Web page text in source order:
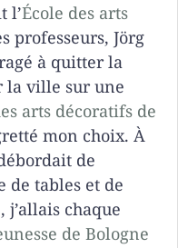
l’École des arts
professeurs, Jörg
à quitter la
la ville sur une
arts décoratifs de
mon choix. À
de
de tables et de
j’allais chaque
de Bologne